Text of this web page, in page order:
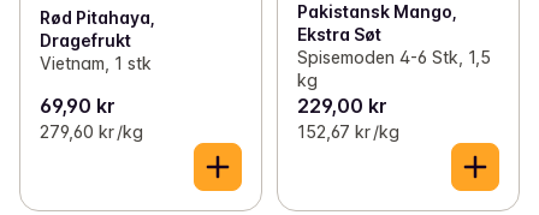
Rød Pitahaya,
Dragefrukt
Vietnam, 1 stk
69,90 kr
279,60 kr /kg
Pakistansk Mango,
Ekstra Søt
Spisemoden 4-6 Stk, 1,5
kg
229,00 kr
152,67 kr /kg